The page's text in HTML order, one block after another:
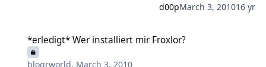
d00pMarch 3, 201016 yr
*erledigt* Wer installiert mir Froxlor?
blogrworld, March 3, 2010